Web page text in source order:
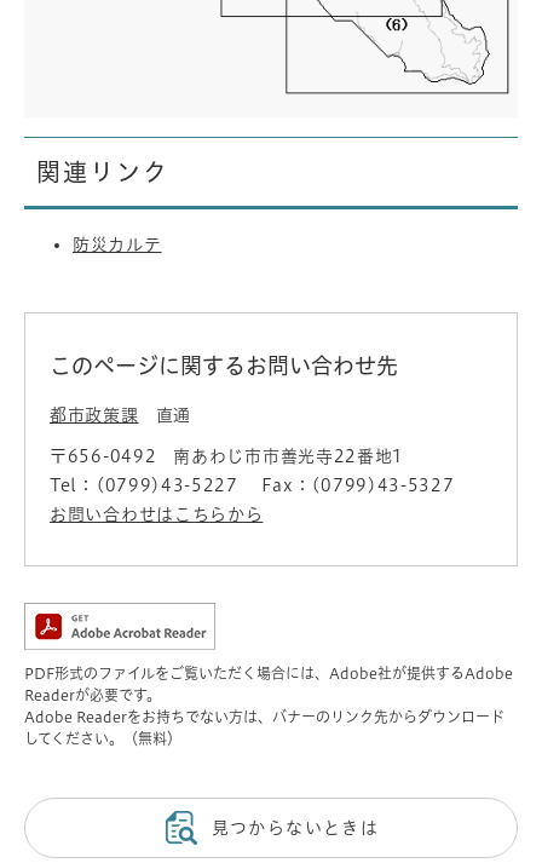
関連リンク
防災カルテ
このページに関するお問い合わせ先
都市政策課 直通
〒656-0492
南あわじ市市善光寺22番地1
Tel：(0799)43-5227
Fax：(0799)43-5327
お問い合わせはこちらから
PDF形式のファイルをご覧いただく場合には、Adobe社が提供するAdobe
Readerが必要です。
Adobe Readerをお持ちでない方は、バナーのリンク先からダウンロード
してください。（無料）
見つからないときは